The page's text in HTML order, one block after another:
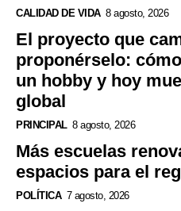
CALIDAD DE VIDA 8 agosto, 2026
El proyecto que
proponérselo:
un hobby y hoy
global
PRINCIPAL 8 agosto, 2026
Más escuelas
espacios para el
POLÍTICA 7 agosto, 2026